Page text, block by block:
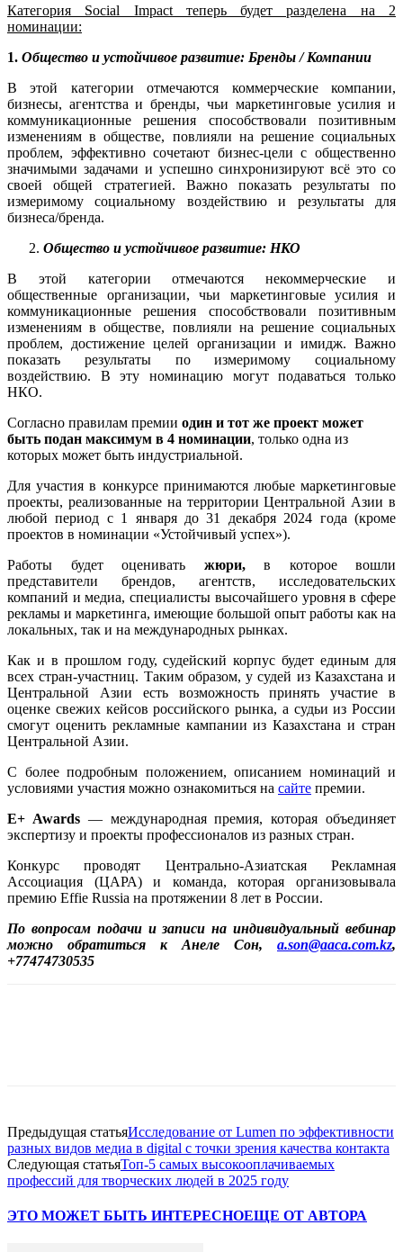
Категория Social Impact теперь будет разделена на 2
номинации:
1. Общество и устойчивое развитие: Бренды / Компании
В этой категории отмечаются коммерческие компании,
бизнесы, агентства и бренды, чьи маркетинговые усилия и
коммуникационные решения способствовали позитивным
изменениям в обществе, повлияли на решение социальных
проблем, эффективно сочетают бизнес-цели с общественно
значимыми задачами и успешно синхронизируют всё это со
своей общей стратегией. Важно показать результаты по
измеримому социальному воздействию и результаты для
бизнеса/бренда.
Общество и устойчивое развитие: НКО
В этой категории отмечаются некоммерческие и
общественные организации, чьи маркетинговые усилия и
коммуникационные решения способствовали позитивным
изменениям в обществе, повлияли на решение социальных
проблем, достижение целей организации и имидж. Важно
показать результаты по измеримому социальному
воздействию. В эту номинацию могут подаваться только
НКО.
Согласно правилам премии один и тот же проект может
быть подан максимум в 4 номинации, только одна из
которых может быть индустриальной.
Для участия в конкурсе принимаются любые маркетинговые
проекты, реализованные на территории Центральной Азии в
любой период с 1 января до 31 декабря 2024 года (кроме
проектов в номинации «Устойчивый успех»).
Работы будет оценивать жюри,в которое вошли
представители брендов, агентств, исследовательских
компаний и медиа, специалисты высочайшего уровня в сфере
рекламы и маркетинга, имеющие большой опыт работы как на
локальных, так и на международных рынках.
Как и в прошлом году, судейский корпус будет единым для
всех стран-участниц. Таким образом, у судей из Казахстана и
Центральной Азии есть возможность принять участие в
оценке свежих кейсов российского рынка, а судьи из России
смогут оценить рекламные кампании из Казахстана и стран
Центральной Азии.
С более подробным положением, описанием номинаций и
условиями участия можно ознакомиться на сайте премии.
E+ Awards— международная премия, которая объединяет
экспертизу и проекты профессионалов из разных стран.
Конкурс проводят Центрально-Азиатская Рекламная
Ассоциация (ЦАРА) и команда, которая организовывала
премию Effie Russia на протяжении 8 лет в России.
По вопросам подачи и записи на индивидуальный вебинар
можно обратиться к Анеле Сон, a.son@aaca.com.kz,
+77474730535
Предыдущая статьяИсследование от Lumen по эффективности
разных видов медиа в digital с точки зрения качества контакта
Следующая статьяТоп-5 самых высокооплачиваемых
профессий для творческих людей в 2025 году
ЭТО МОЖЕТ БЫТЬ ИНТЕРЕСНОЕЩЕ ОТ АВТОРА